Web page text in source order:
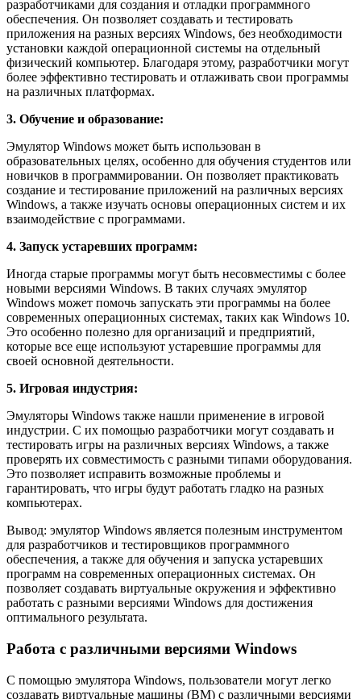
разработчиками для создания и отладки программного
обеспечения. Он позволяет создавать и тестировать
приложения на разных версиях Windows, без необходимости
установки каждой операционной системы на отдельный
физический компьютер. Благодаря этому, разработчики могут
более эффективно тестировать и отлаживать свои программы
на различных платформах.
3. Обучение и образование:
Эмулятор Windows может быть использован в
образовательных целях, особенно для обучения студентов или
новичков в программировании. Он позволяет практиковать
создание и тестирование приложений на различных версиях
Windows, а также изучать основы операционных систем и их
взаимодействие с программами.
4. Запуск устаревших программ:
Иногда старые программы могут быть несовместимы с более
новыми версиями Windows. В таких случаях эмулятор
Windows может помочь запускать эти программы на более
современных операционных системах, таких как Windows 10.
Это особенно полезно для организаций и предприятий,
которые все еще используют устаревшие программы для
своей основной деятельности.
5. Игровая индустрия:
Эмуляторы Windows также нашли применение в игровой
индустрии. С их помощью разработчики могут создавать и
тестировать игры на различных версиях Windows, а также
проверять их совместимость с разными типами оборудования.
Это позволяет исправить возможные проблемы и
гарантировать, что игры будут работать гладко на разных
компьютерах.
Вывод: эмулятор Windows является полезным инструментом
для разработчиков и тестировщиков программного
обеспечения, а также для обучения и запуска устаревших
программ на современных операционных системах. Он
позволяет создавать виртуальные окружения и эффективно
работать с разными версиями Windows для достижения
оптимального результата.
Работа с различными версиями Windows
С помощью эмулятора Windows, пользователи могут легко
создавать виртуальные машины (ВМ) с различными версиями